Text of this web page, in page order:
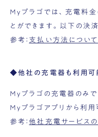
Myプラゴでは、充電料
とができます。以下の決
参考： 支払い方法について
◆他社の充電器も利用可
Myプラゴの充電器のみ
Myプラゴアプリから利用
参考：他社充電サービス